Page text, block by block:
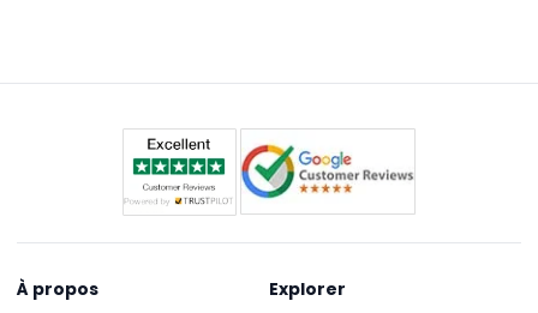
animaux.
À propos Explorer